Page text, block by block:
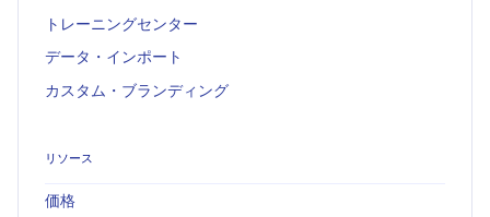
トレーニングセンター
データ・インポート
カスタム・ブランディング
リソース
価格